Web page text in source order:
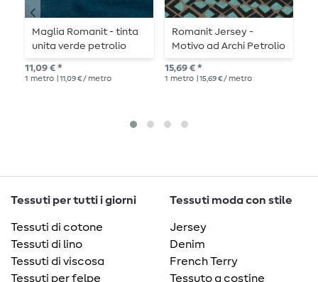
Maglia Romanit - tinta
unita verde petrolio
11,09 € *
1 metro | 11,09 € / metro
Romanit Jersey -
Motivo ad Archi Petrolio
15,69 € *
1 metro | 15,69 € / metro
Tessuti per tutti i giorni
Tessuti di cotone
Tessuti di lino
Tessuti di viscosa
Tessuti per felpe
Tessuti moda con stile
Jersey
Denim
French Terry
Tessuto a costine